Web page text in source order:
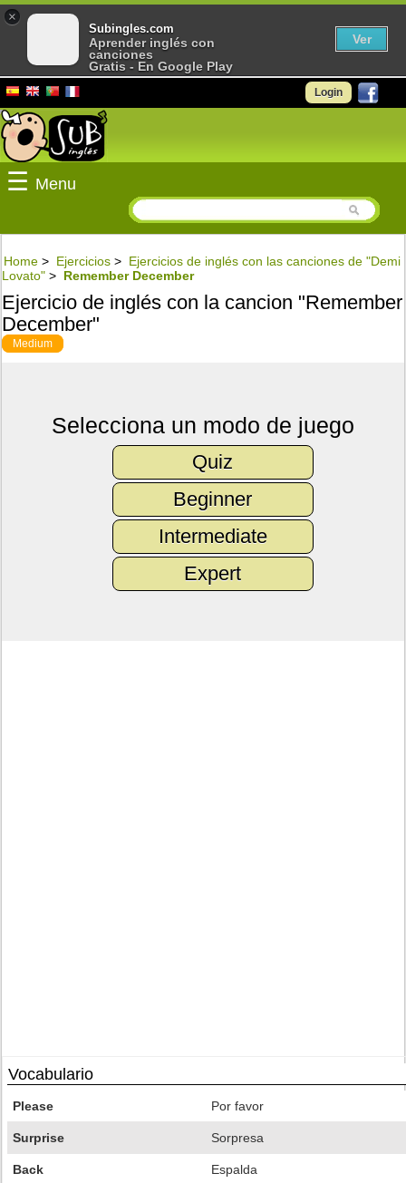
Login
☰ Menu
Home > Ejercicios > Ejercicios de inglés con las canciones de "Demi
Lovato" > Remember December
Ejercicio de inglés con la cancion "Remember
December"
Medium
Selecciona un modo de juego
Quiz
Beginner
Intermediate
Expert
Vocabulario
Please Por favor
Surprise Sorpresa
Back Espalda
×
Subingles.com
Aprender inglés con
canciones
Gratis - En Google Play
Ver